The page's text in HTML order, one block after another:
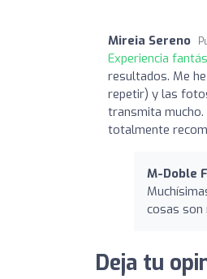
Mireia Sereno
Experiencia
resultados. Me
repetir) y las
transmita
totalmente
M-Doble
cosas son
Deja tu